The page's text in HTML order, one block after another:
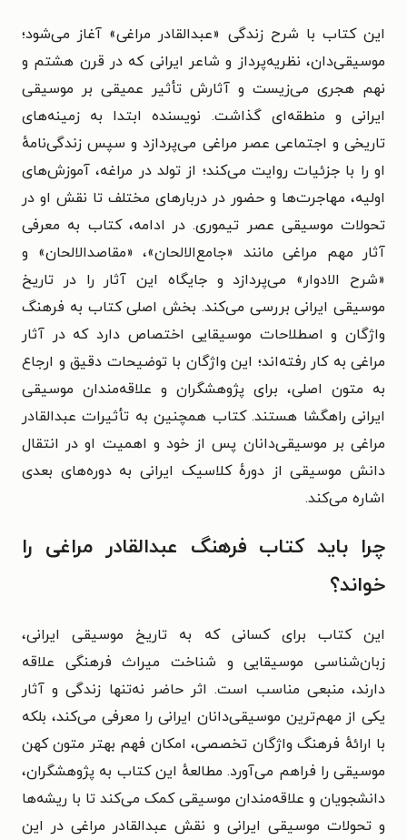
این کتاب با شرح زندگی «عبدالقادر مراغی» آغاز می‌شود؛
موسیقی‌دان، نظریه‌پرداز و شاعر ایرانی که در قرن هشتم و
نهم هجری می‌زیست و آثارش تأثیر عمیقی بر موسیقی
ایرانی و منطقه‌ای گذاشت. نویسنده ابتدا به زمینه‌های
تاریخی و اجتماعی عصر مراغی می‌پردازد و سپس زندگی‌نامهٔ
او را با جزئیات روایت می‌کند؛ از تولد در مراغه، آموزش‌های
اولیه، مهاجرت‌ها و حضور در دربارهای مختلف تا نقش او در
تحولات موسیقی عصر تیموری. در ادامه، کتاب به معرفی
آثار مهم مراغی مانند «جامع‌الالحان»، «مقاصدالالحان» و
«شرح الادوار» می‌پردازد و جایگاه این آثار را در تاریخ
موسیقی ایرانی بررسی می‌کند. بخش اصلی کتاب به فرهنگ
واژگان و اصطلاحات موسیقایی اختصاص دارد که در آثار
مراغی به کار رفته‌اند؛ این واژگان با توضیحات دقیق و ارجاع
به متون اصلی، برای پژوهشگران و علاقه‌مندان موسیقی
ایرانی راهگشا هستند. کتاب همچنین به تأثیرات عبدالقادر
مراغی بر موسیقی‌دانان پس از خود و اهمیت او در انتقال
دانش موسیقی از دورهٔ کلاسیک ایرانی به دوره‌های بعدی
اشاره می‌کند.
چرا باید کتاب فرهنگ عبدالقادر مراغی را
خواند؟
این کتاب برای کسانی که به تاریخ موسیقی ایرانی،
زبان‌شناسی موسیقایی و شناخت میراث فرهنگی علاقه
دارند، منبعی مناسب است. اثر حاضر نه‌تنها زندگی و آثار
یکی از مهم‌ترین موسیقی‌دانان ایرانی را معرفی می‌کند، بلکه
با ارائهٔ فرهنگ واژگان تخصصی، امکان فهم بهتر متون کهن
موسیقی را فراهم می‌آورد. مطالعهٔ این کتاب به پژوهشگران،
دانشجویان و علاقه‌مندان موسیقی کمک می‌کند تا با ریشه‌ها
و تحولات موسیقی ایرانی و نقش عبدالقادر مراغی در این